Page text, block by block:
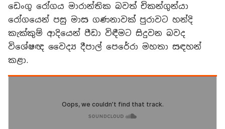
ඩෙංගු රෝගය මාරාන්තික බවත් චිකන්ගුන්යා
රෝගයෙන් පසු මාස ගණනාවක් පුරාවට හන්දි
කැක්කුම් ආදියෙන් පීඩා විඳීමට සිදුවන බවද
විශේෂඥ වෛද්‍ය දීපාල් පෙරේරා මහතා සඳහන්
කළා.